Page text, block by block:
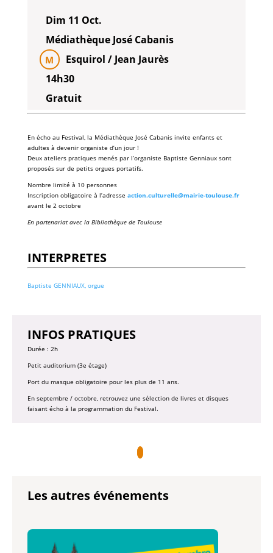
Dim 11 Oct.
Médiathèque José Cabanis
M
Esquirol / Jean Jaurès
14h30
Gratuit
En écho au Festival, la Médiathèque José Cabanisinvite enfants et
adultes à devenir organiste d’un jour !
Deux ateliers pratiques menés par l’organiste Baptiste Genniauxsont
proposés sur de petits orgues portatifs.
Nombre limité à 10 personnes
Inscription obligatoire à l’adresse action.culturelle@mairie-toulouse.fr
avant le 2 octobre
En partenariat avec la Bibliothèque de Toulouse
INTERPRETES
Baptiste GENNIAUX, orgue
INFOS PRATIQUES
Durée : 2h
Petit auditorium (3e étage)
Port du masque obligatoire pour les plus de 11 ans.
En septembre / octobre, retrouvez une sélection de livres et disques
faisant écho à la programmation du Festival.
Les autres événements